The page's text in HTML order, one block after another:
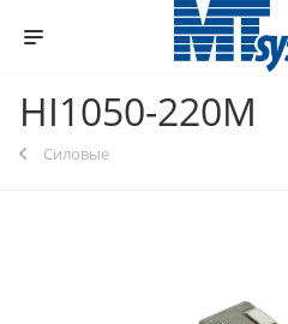
HI1050-220M
Силовые